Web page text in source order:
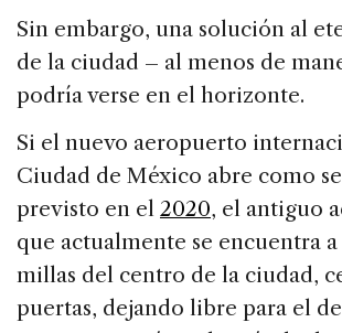
Sin embargo, una solución al
de la ciudad – al menos de
podría verse en el horizonte.
Si el nuevo aeropuerto
Ciudad de México abre como
previsto en el 2020, el antiguo
que actualmente se encuentra
millas del centro de la ciudad,
puertas, dejando libre para el